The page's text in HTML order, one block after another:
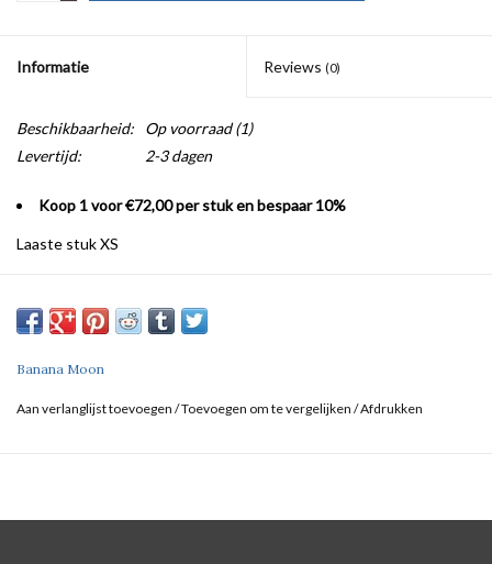
Informatie Reviews (0)
Beschikbaarheid: Op voorraad(1)
Levertijd:
2-3 dagen
Koop 1 voor €72,00 per stuk en bespaar 10%
Laaste stuk XS
Banana Moon
Aan verlanglijst toevoegen /Toevoegen om te vergelijken /Afdrukken